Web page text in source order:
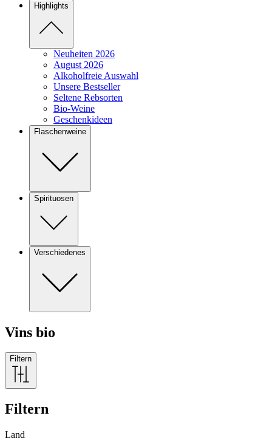
Highlights
Neuheiten 2026
August 2026
Alkoholfreie Auswahl
Unsere Bestseller
Seltene Rebsorten
Bio-Weine
Geschenkideen
Flaschenweine
Spirituosen
Verschiedenes
Vins bio
Filtern
Filtern
Land